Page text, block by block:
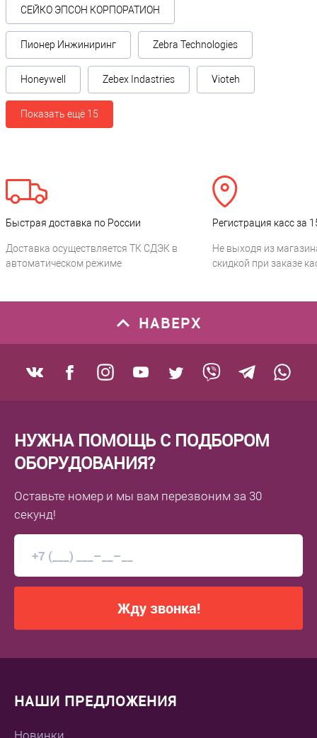
СЕЙКО ЭПСОН КОРПОРАТИОН
Пионер Инжиниринг Zebra Technologies
Honeywell Zebex Indastries Vioteh
Показать ещё 15
Быстрая доставка по России
Доставка осуществляется ТК СДЭК в
автоматическом режиме
Регистрация касс за
Не выходя из
скидкой при заказе
НАВЕРХ
НУЖНА ПОМОЩЬ С ПОДБОРОМ
ОБОРУДОВАНИЯ?
Оставьте номер и мы вам перезвоним за 30
секунд!
Жду звонка!
НАШИ ПРЕДЛОЖЕНИЯ